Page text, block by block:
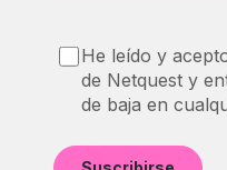
He leído y
de Netquest y
de baja en